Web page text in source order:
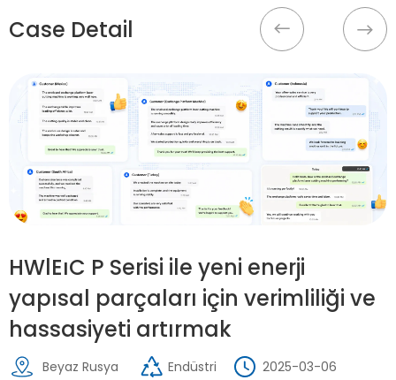
Case Detail
HWlEıC P Serisi ile yeni enerji
yapısal parçaları için verimliliği ve
hassasiyeti artırmak
Beyaz Rusya Endüstri 2025-03-06